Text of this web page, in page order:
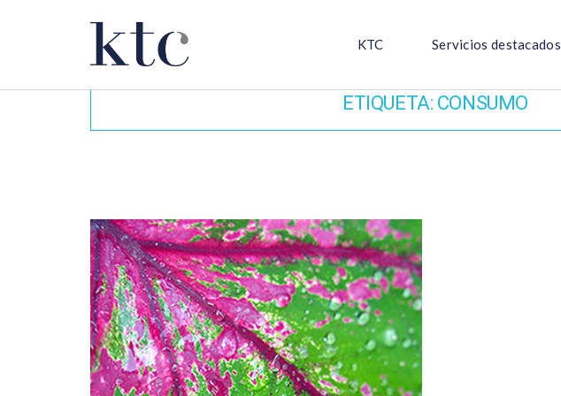
KTC Servicios destacados
ETIQUETA: CONSUMO